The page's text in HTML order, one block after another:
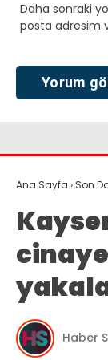
Daha sonraki
posta adresim
Ana Sayfa › Son
Haber